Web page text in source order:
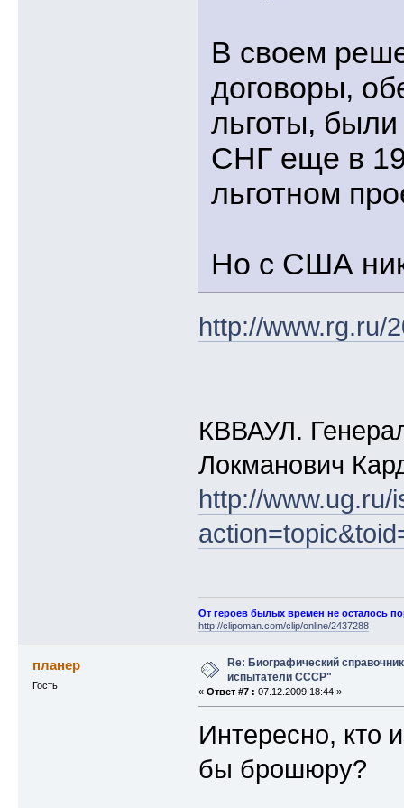
В своем
договоры,
льготы,
СНГ еще в
льготном
Но с США
http://www.rg.ru/
КВВАУЛ.
Локманович
http://www.ug.ru/
От героев былых времен не осталось
http://clipoman.com/clip/online/2437288
планер
Гость
Re: Биографический
испытатели СССР"
« Ответ #7 : 07.12.2009 18:44 »
Интересно, кто
бы брошюру?